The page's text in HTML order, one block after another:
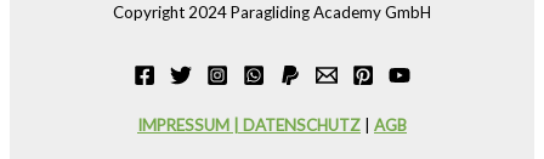
Copyright 2024 Paragliding Academy GmbH
IMPRESSUM | DATENSCHUTZ AGB